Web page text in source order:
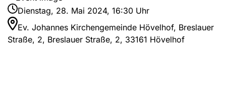
Dienstag, 28. Mai 2024, 16:30 Uhr
Ev. Johannes Kirchengemeinde Hövelhof, Breslauer
Straße, 2, Breslauer Straße, 2, 33161 Hövelhof